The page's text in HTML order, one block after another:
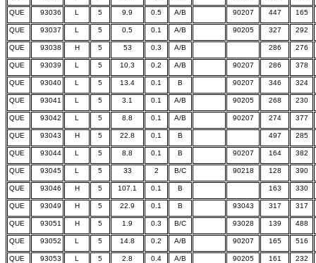
QUE 93036 L 5 9.9 0.5 A/B 90207 447 165
QUE 93037 L 5 0.5 0.1 A/B 90205 327 292
QUE 93038 H 5 53 0.3 A/B 286 276
QUE 93039 L 5 10.3 0.2 A/B 90207 286 378
QUE 93040 L 5 13.4 0.1 B 90207 346 324
QUE 93041 L 5 3.1 0.1 A/B 90205 268 230
QUE 93042 L 5 8.8 0.1 A/B 90207 274 377
QUE 93043 H 5 22.8 0.1 B 497 285
QUE 93044 L 5 8.8 0.1 B 90207 164 382
QUE 93045 L 5 33 2 B/C 90218 128 390
QUE 93046 H 5 107.1 0.1 B 163 330
QUE 93049 H 5 22.9 0.1 B 93043 317 317
QUE 93051 H 5 1.9 0.3 B/C 93028 139 488
QUE 93052 L 5 14.8 0.2 A/B 90207 165 516
QUE 93053 L 5 2.8 0.4 A/B 90205 161 232